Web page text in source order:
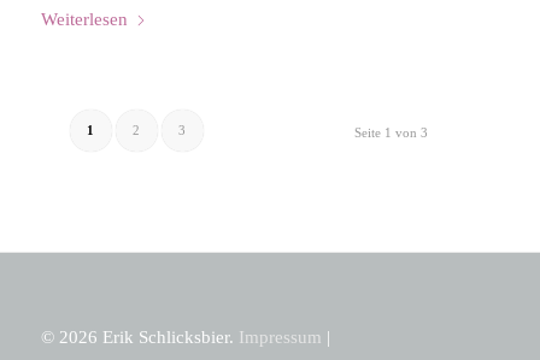
Weiterlesen
Seite 1 von 3
1 2 3
© 2026 Erik Schlicksbier. Impressum |